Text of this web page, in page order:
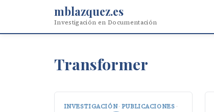
mblazquez.es
Investigación en Documentación
Transformer
INVESTIGACIÓN· PUBLICACIONES ·